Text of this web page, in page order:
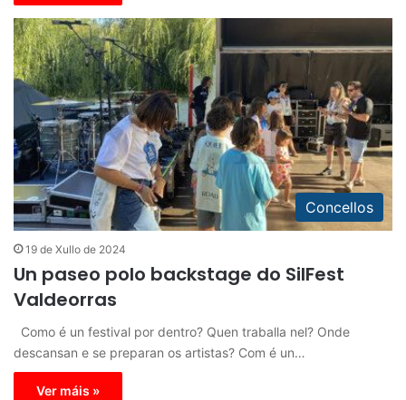
Concellos
19 de Xullo de 2024
Un paseo polo backstage do SilFest
Valdeorras
Como é un festival por dentro? Quen traballa nel? Onde
descansan e se preparan os artistas? Com é un…
Ver máis »